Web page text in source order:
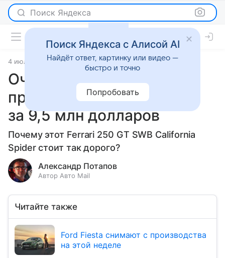
Поиск Яндекса
4 июля 2023 Новости
Очень необычный Ferrari
продадут на аукционе
за 9,5 млн долларов
Почему этот Ferrari 250 GT SWB California
Spider стоит так дорого?
Александр Потапов
Автор Авто Mail
Читайте также
Ford Fiesta снимают с производства
на этой неделе
Поиск Яндекса с Алисой AI
Найдёт ответ, картинку или видео —
быстро и точно
Попробовать